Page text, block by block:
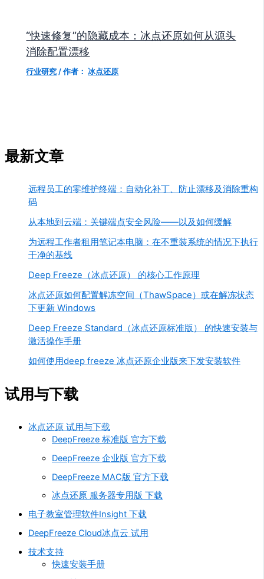
“快速修复”的隐藏成本：冰点还原如何从源头
消除配置漂移
行业研究 / 作者： 冰点还原
最新文章
远程员工的零维护终端：自动化补丁、防止漂移及消除重构
码
从本地到云端：关键端点安全风险——以及如何缓解
为远程工作者租用笔记本电脑：在不重装系统的情况下执行
干净的基线
Deep Freeze（冰点还原） 的核心工作原理
冰点还原如何配置解冻空间（ThawSpace）或在解冻状态
下更新 Windows
Deep Freeze Standard（冰点还原标准版） 的快速安装与
激活操作手册
如何使用deep freeze 冰点还原企业版来下发安装软件
试用与下载
冰点还原 试用与下载
DeepFreeze 标准版 官方下载
DeepFreeze 企业版 官方下载
DeepFreeze MAC版 官方下载
冰点还原 服务器专用版 下载
电子教室管理软件Insight 下载
DeepFreeze Cloud冰点云 试用
技术支持
快速安装手册